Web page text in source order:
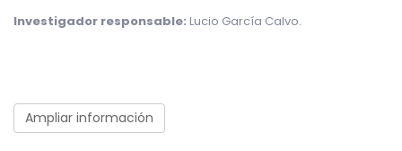
Investigador responsable: Lucio García Calvo.
Ampliar información